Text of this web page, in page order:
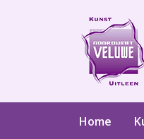
Home